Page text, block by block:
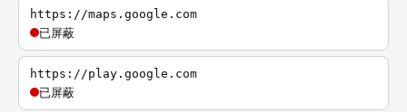
https://maps.google.com
已屏蔽
https://play.google.com
已屏蔽